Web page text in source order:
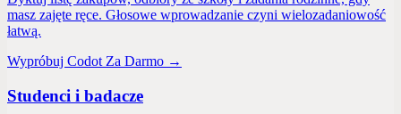
masz zajęte ręce. Głosowe wprowadzanie czyni wielozadaniowość
łatwą.
Wypróbuj Codot Za Darmo →
Studenci i badacze